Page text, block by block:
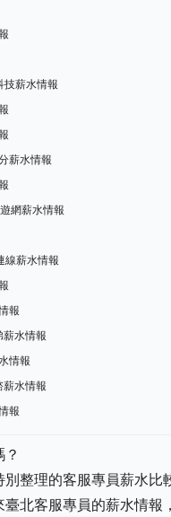
技薪水情報
薪水情報
網薪水情報
線薪水情報
報
薪水情報
情報
水情報
報
整理的客服專員薪水比
北客服專員的薪水情